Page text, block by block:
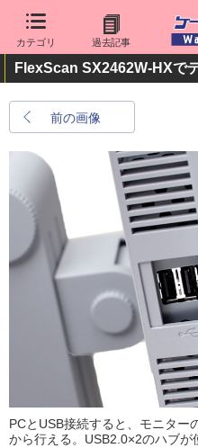
カテゴリ 過去記事
FlexScan SX2462W-HXで
前の画像
PCとUSB接続すると、モニター
から行える。USB2.0×2のハブが